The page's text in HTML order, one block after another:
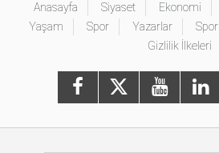
Anasayfa Siyaset Ekonomi
Yaşam
Spor Yazarlar Spor
Gizlilik İlkeleri